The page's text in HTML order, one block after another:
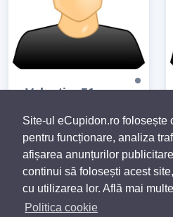
Site-ul eCupidon.ro folosește
pentru funcționare, analiza
afișarea anunțurilor
continui să folosești acest
cu utilizarea lor. Află mai
Politica cookie
Valentin, 51
Brăila
« 1 2 3 4 5 6